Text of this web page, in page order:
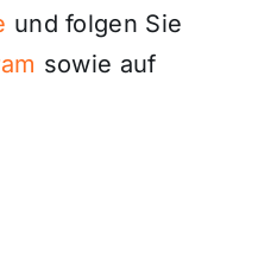
und folgen Sie
sowie auf